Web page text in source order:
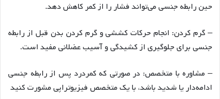
حین رابطه جنسی می‌تواند فشار را از کمر کاهش دهد.
– گرم کردن: انجام حرکات کششی و گرم کردن بدن قبل از رابطه
جنسی برای جلوگیری از کشیدگی و آسیب عضلانی مفید است.
– مشاوره با متخصص: در صورتی که کمردرد پس از رابطه جنسی
ادامه‌دار یا شدید باشد، با یک متخصص فیزیوتراپی مشورت کنید